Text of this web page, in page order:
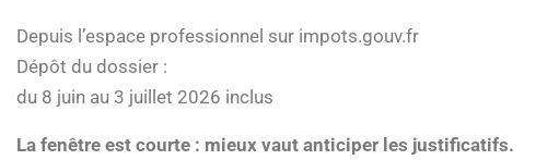
Depuis l’espace professionnel sur impots.gouv.fr
Dépôt du dossier :
du 8 juin au 3 juillet 2026 inclus
La fenêtre est courte : mieux vaut anticiper les justificatifs.